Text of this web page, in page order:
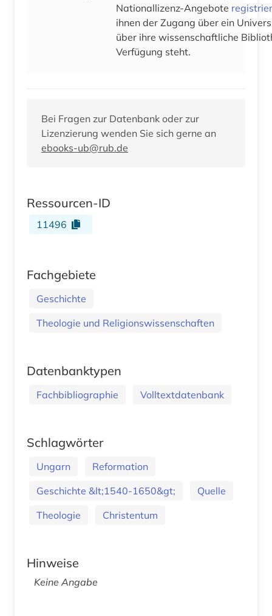
Nationallizenz-Angebote
ihnen der Zugang über ein
über ihre wissenschaftliche
Verfügung steht.
Bei Fragen zur Datenbank oder zur
Lizenzierung wenden Sie sich gerne an
ebooks-ub@rub.de
Ressourcen-ID
11496
Fachgebiete
Geschichte
Theologie und Religionswissenschaften
Datenbanktypen
Fachbibliographie Volltextdatenbank
Schlagwörter
Ungarn
Reformation
Geschichte &lt;1540-1650&gt;
Quelle
Theologie
Christentum
Hinweise
Keine Angabe